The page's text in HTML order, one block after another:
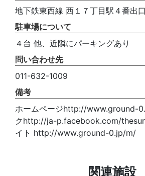
地下鉄東西線 西１７丁目駅４番出
駐車場について
４台 他、近隣にパーキングあり
問い合わせ先
011-632-1009
備考
ホームページhttp://www.ground-
クhttp://ja-p.facebook.com/
イト http://www.ground-0.jp/m/
関連施設